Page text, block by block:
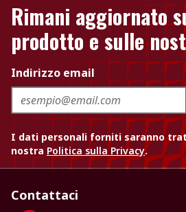
Rimani aggiornato
prodotto e sulle
Indirizzo email
I dati personali forniti saranno
nostra Politica sulla Privacy.
Contattaci